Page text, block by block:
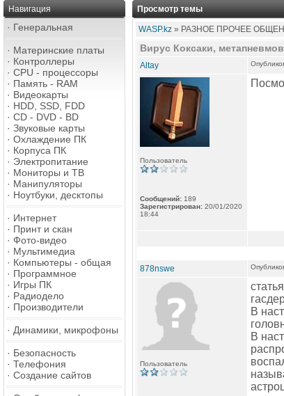
Навигация
· Генеральная
· Материнские платы
· Контроллеры
· CPU - процессоры
· Память - RAM
· Видеокарты
· HDD, SSD, FDD
· CD - DVD - BD
· Звуковые карты
· Охлаждение ПК
· Корпуса ПК
· Электропитание
· Мониторы и ТВ
· Манипуляторы
· Ноутбуки, десктопы
· Интернет
· Принт и скан
· Фото-видео
· Мультимедиа
· Компьютеры - общая
· Программное
· Игры ПК
· Радиодело
· Производители
· Динамики, микрофоны
· Безопасность
· Телефония
· Создание сайтов
Просмотр темы
WASP.kz » РАЗНОЕ ПРОЧЕЕ
Вирус Коксаки,
Altay
Пользователь
Сообщений: 189
Зарегистрирован: 20/01/2020
18:44
878nswe
Пользователь
В
В